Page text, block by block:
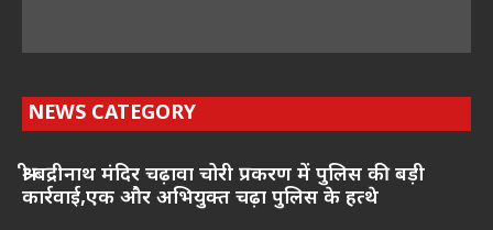
NEWS CATEGORY
श्री बद्रीनाथ मंदिर चढ़ावा चोरी प्रकरण में पुलिस की बड़ी
कार्रवाई,एक और अभियुक्त चढ़ा पुलिस के हत्थे